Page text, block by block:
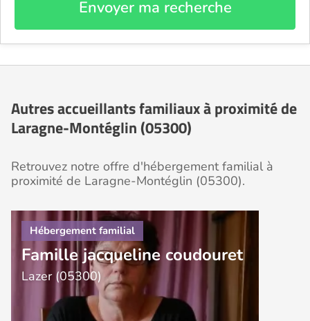
Envoyer ma recherche
Autres accueillants familiaux à proximité de
Laragne-Montéglin (05300)
Retrouvez notre offre d'hébergement familial à
proximité de Laragne-Montéglin (05300).
Famille jacqueline coudouret
Lazer (05300)